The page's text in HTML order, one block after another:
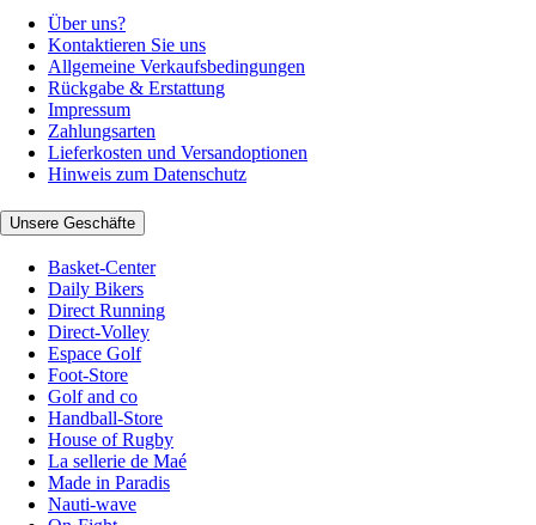
Über uns?
Kontaktieren Sie uns
Allgemeine Verkaufsbedingungen
Rückgabe & Erstattung
Impressum
Zahlungsarten
Lieferkosten und Versandoptionen
Hinweis zum Datenschutz
Unsere Geschäfte
Basket-Center
Daily Bikers
Direct Running
Direct-Volley
Espace Golf
Foot-Store
Golf and co
Handball-Store
House of Rugby
La sellerie de Maé
Made in Paradis
Nauti-wave